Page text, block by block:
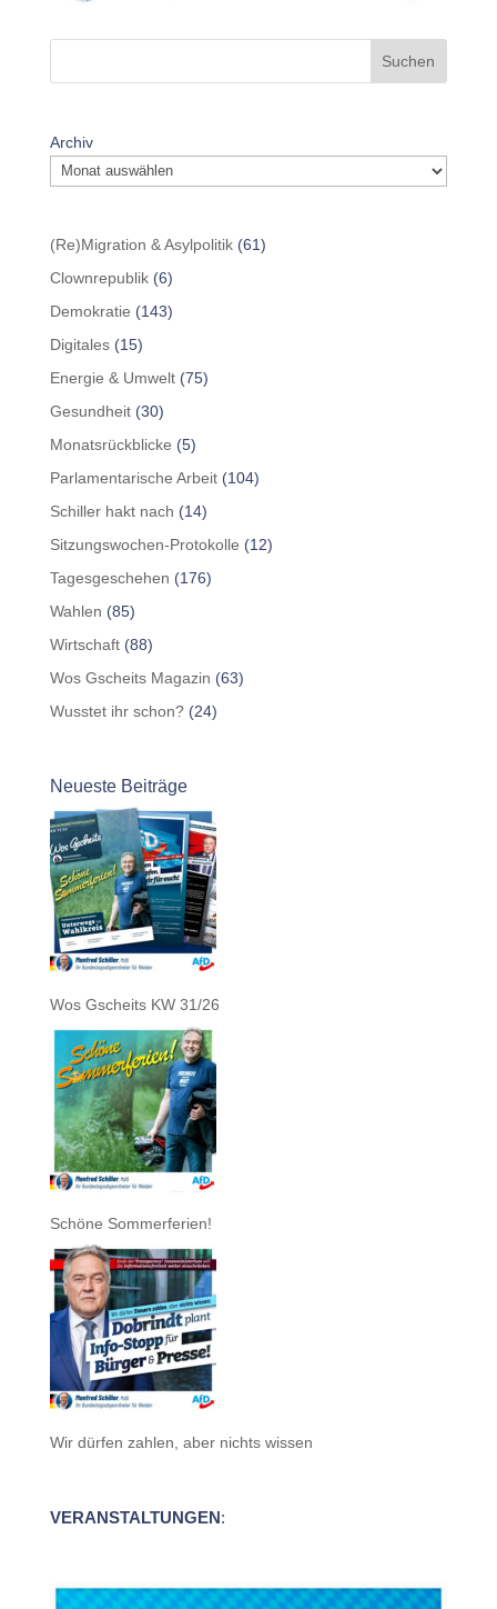
Suchen
Archiv
(Re)Migration & Asylpolitik(61)
Clownrepublik(6)
Demokratie (143)
Digitales(15)
Energie & Umwelt(75)
Gesundheit(30)
Monatsrückblicke (5)
Parlamentarische Arbeit(104)
Schiller hakt nach (14)
Sitzungswochen-Protokolle (12)
Tagesgeschehen (176)
Wahlen (85)
Wirtschaft(88)
Wos Gscheits Magazin (63)
Wusstet ihr schon?(24)
Neueste Beiträge
Wos Gscheits KW 31/26
Schöne Sommerferien!
Wir dürfen zahlen, aber nichts wissen
VERANSTALTUNGEN: